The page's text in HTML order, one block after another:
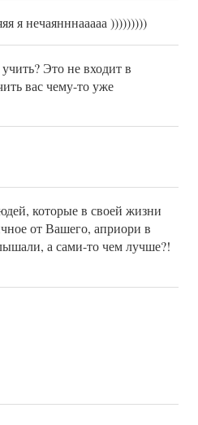
я нечаянннааааа )))))))))
Это не входит в
вас чему-то уже
которые в своей жизни
от Вашего, априори в
а сами-то чем лучше?!